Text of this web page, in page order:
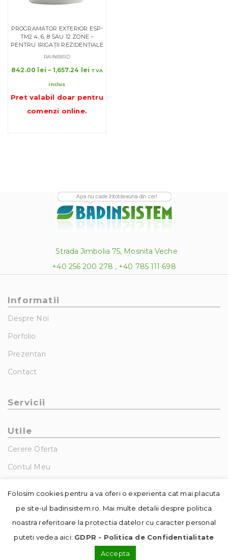
PROGRAMATOR EXTERIOR ESP-
TM2 4, 6, 8 SAU 12 ZONE –
PENTRU IRIGAȚII REZIDENȚIALE
RAINBIRD
842.00 lei – 1,657.24 lei
842.00 lei
TVA
inclus
Pret valabil doar pentru
comenzi online.
Strada Jimbolia 75, Mosnita Veche
+40 256 200 278 , +40 785 111 698
Informatii
Despre Noi
Porfolio
Prezentari
Contact
Servicii
Utile
Cerere Oferta
Contul Meu
© Copyright - Badin Sistem | realizat de
Folosim cookies pentru a va oferi o experienta cat mai placuta
pe site-ul badinsistem.ro. Mai multe detalii despre politica
noastra referitoare la protectia datelor cu caracter personal
puteti vedea aici: GDPR - Politica de Confidentialitate
Accepta